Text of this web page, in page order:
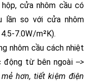
cửa nhôm cầu có
lần so với cửa nhôm
7.0W/m²K).
nhôm cầu cách nhiệt
động từ bên ngoài -->
hơn, tiết kiệm điện